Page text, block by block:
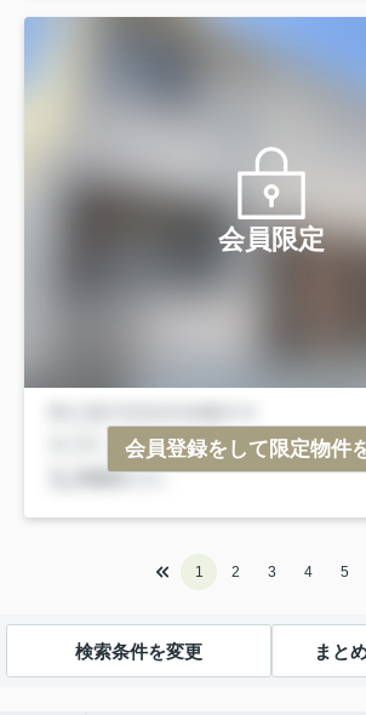
会員限定
会員登録をして限定物件
1 2 3 4 5
検索条件を変更 まと